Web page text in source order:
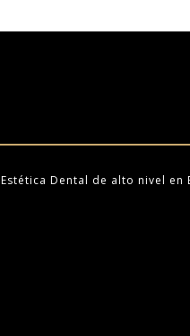
Estética Dental de alto nivel en